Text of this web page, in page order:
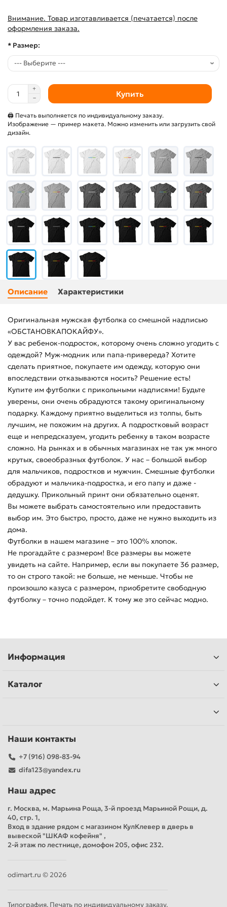
Внимание. Товар изготавливается (печатается) после
оформления заказа.
* Размер:
Купить
🖨 Печать выполняется по индивидуальному заказу.
Изображение — пример макета. Можно изменить или загрузить свой
дизайн.
Описание Характеристики
Оригинальная мужская футболка со смешной надписью
«ОБСТАНОВКАПОКАЙФУ».
У вас ребенок-подросток, которому очень сложно угодить с
одеждой? Муж-модник или папа-привереда? Хотите
сделать приятное, покупаете им одежду, которую они
впоследствии отказываются носить? Решение есть!
Купите им футболки с прикольными надписями! Будьте
уверены, они очень обрадуются такому оригинальному
подарку. Каждому приятно выделиться из толпы, быть
лучшим, не похожим на других. А подростковый возраст
еще и непредсказуем, угодить ребенку в таком возрасте
сложно. На рынках и в обычных магазинах не так уж много
крутых, своеобразных футболок. У нас – большой выбор
для мальчиков, подростков и мужчин. Смешные футболки
обрадуют и мальчика-подростка, и его папу и даже -
дедушку. Прикольный принт они обязательно оценят.
Вы можете выбрать самостоятельно или предоставить
выбор им. Это быстро, просто, даже не нужно выходить из
дома.
Футболки в нашем магазине – это 100% хлопок.
Не прогадайте с размером! Все размеры вы можете
увидеть на сайте. Например, если вы покупаете 36 размер,
то он строго такой: не больше, не меньше. Чтобы не
произошло казуса с размером, приобретите свободную
футболку – точно подойдет. К тому же это сейчас модно.
Информация
Каталог
Наши контакты
+7 (916) 098-83-94
difa123@yandex.ru
Наш адрес
г. Москва, м. Марьина Роща, 3-й проезд Марьиной Рощи, д.
40, стр. 1,
Вход в здание рядом с магазином КулКлевер в дверь в
вывеской "ШКАФ кофейня" ,
2-й этаж по лестнице, домофон 205, офис 232.
odimart.ru © 2026
Типография. Печать по индивидуальному заказу.